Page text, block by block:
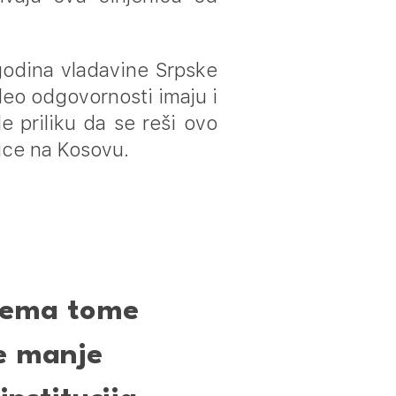
vladavine Srpske
odgovornosti imaju i
priliku da se reši ovo
na Kosovu.
tome
manje